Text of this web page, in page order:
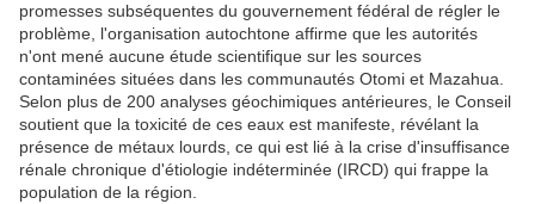
promesses subséquentes du gouvernement fédéral de régler le
problème, l'organisation autochtone affirme que les autorités
n'ont mené aucune étude scientifique sur les sources
contaminées situées dans les communautés Otomi et Mazahua.
Selon plus de 200 analyses géochimiques antérieures, le Conseil
soutient que la toxicité de ces eaux est manifeste, révélant la
présence de métaux lourds, ce qui est lié à la crise d'insuffisance
rénale chronique d'étiologie indéterminée (IRCD) qui frappe la
population de la région.